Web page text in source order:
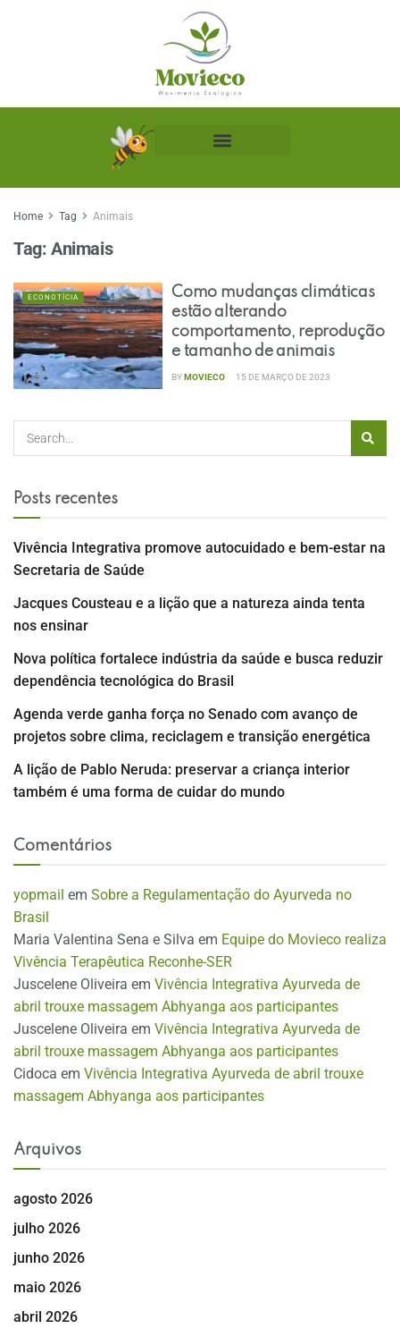
Home Tag Animais
Tag: Animais
ECONOTÍCIA
Como mudanças climáticas
estão alterando
comportamento, reprodução
e tamanho de animais
BYMOVIECO 15 DE MARÇO DE 2023
Posts recentes
Vivência Integrativa promove autocuidado e bem-estar na
Secretaria de Saúde
Jacques Cousteau e a lição que a natureza ainda tenta
nos ensinar
Nova política fortalece indústria da saúde e busca reduzir
dependência tecnológica do Brasil
Agenda verde ganha força no Senado com avanço de
projetos sobre clima, reciclagem e transição energética
A lição de Pablo Neruda: preservar a criança interior
também é uma forma de cuidar do mundo
Comentários
yopmail em Sobre a Regulamentação do Ayurveda no
Brasil
Maria Valentina Sena e Silva em Equipe do Movieco realiza
Vivência Terapêutica Reconhe-SER
Juscelene Oliveira em Vivência Integrativa Ayurveda de
abril trouxe massagem Abhyanga aos participantes
Juscelene Oliveira em Vivência Integrativa Ayurveda de
abril trouxe massagem Abhyanga aos participantes
Cidoca em Vivência Integrativa Ayurveda de abril trouxe
massagem Abhyanga aos participantes
Arquivos
agosto 2026
julho 2026
junho 2026
maio 2026
abril 2026